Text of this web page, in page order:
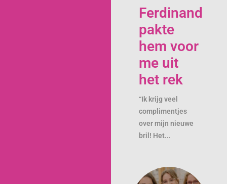
Ferdinand
pakte
hem voor
me uit
het rek
“Ik krijg veel
complimentjes
over mijn nieuwe
bril! Het...